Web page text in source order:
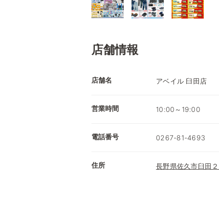
店舗情報
店舗名 アベイル 臼田店
営業時間 10:00～19:00
電話番号 0267-81-4693
住所 長野県佐久市臼田